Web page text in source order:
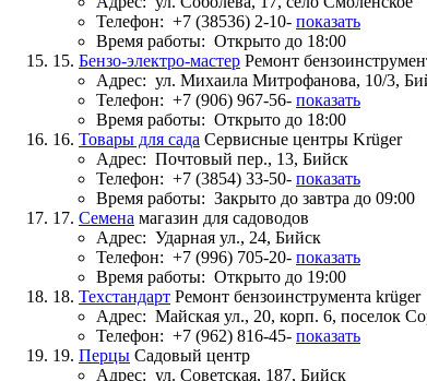
Телефон: +7 (38536) 2-10- показать
Время работы: Открыто до 18:00
15. Бензо-электро-мастер Ремонт
Адрес: ул. Михаила Митрофанова, 10/3,
Телефон: +7 (906) 967-56- показать
Время работы: Открыто до 18:00
16. Товары для сада Сервисные центры Krüger
Адрес: Почтовый пер., 13, Бийск
Телефон: +7 (3854) 33-50- показать
Время работы: Закрыто до завтра до 09:00
17. Семена магазин для садоводов
Адрес: Ударная ул., 24, Бийск
Телефон: +7 (996) 705-20- показать
Время работы: Открыто до 19:00
18. Техстандарт Ремонт бензоинструмента krüger
Адрес: Майская ул., 20, корп. 6, поселок
Телефон: +7 (962) 816-45- показать
19. Перцы Садовый центр
Адрес: ул. Советская, 187, Бийск